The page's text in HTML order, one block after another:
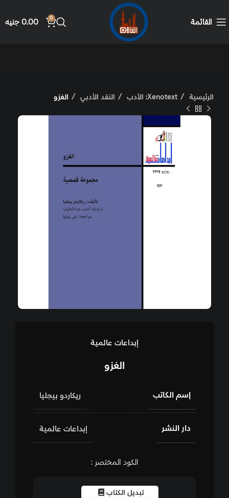
القائمة 0
0.00 جنيه
الرئيسية Xenotext: الأدب النقد الأدبي الغزو
إبداعات عالمية
الغزو
إسم الكاتب ريكاردو بيجليا
دار النشر إبداعات عالمية
الكود المختصر :
تبديل الكتاب